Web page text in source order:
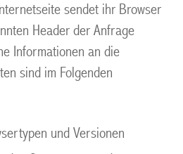
sendet ihr Browser
Header der Anfrage
Informationen an die
sind im Folgenden
und Versionen